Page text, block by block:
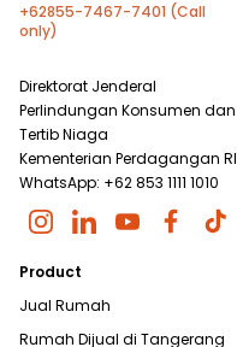
+62855-7467-7401 (Call
only)
Direktorat Jenderal
Perlindungan Konsumen dan
Tertib Niaga
Kementerian Perdagangan RI
WhatsApp: +62 853 1111 1010
Product
Jual Rumah
Rumah Dijual di Tangerang